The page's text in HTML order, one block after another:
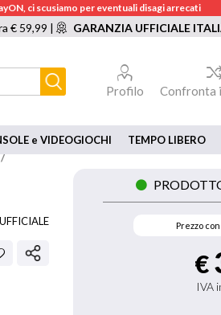
ci scusiamo per eventuali disagi arrecati
€ 59,99 | GARANZIA UFFICIALE
Profilo Confronta
e VIDEOGIOCHI TEMPO LIBERO
/
Prezzo
€
IVA